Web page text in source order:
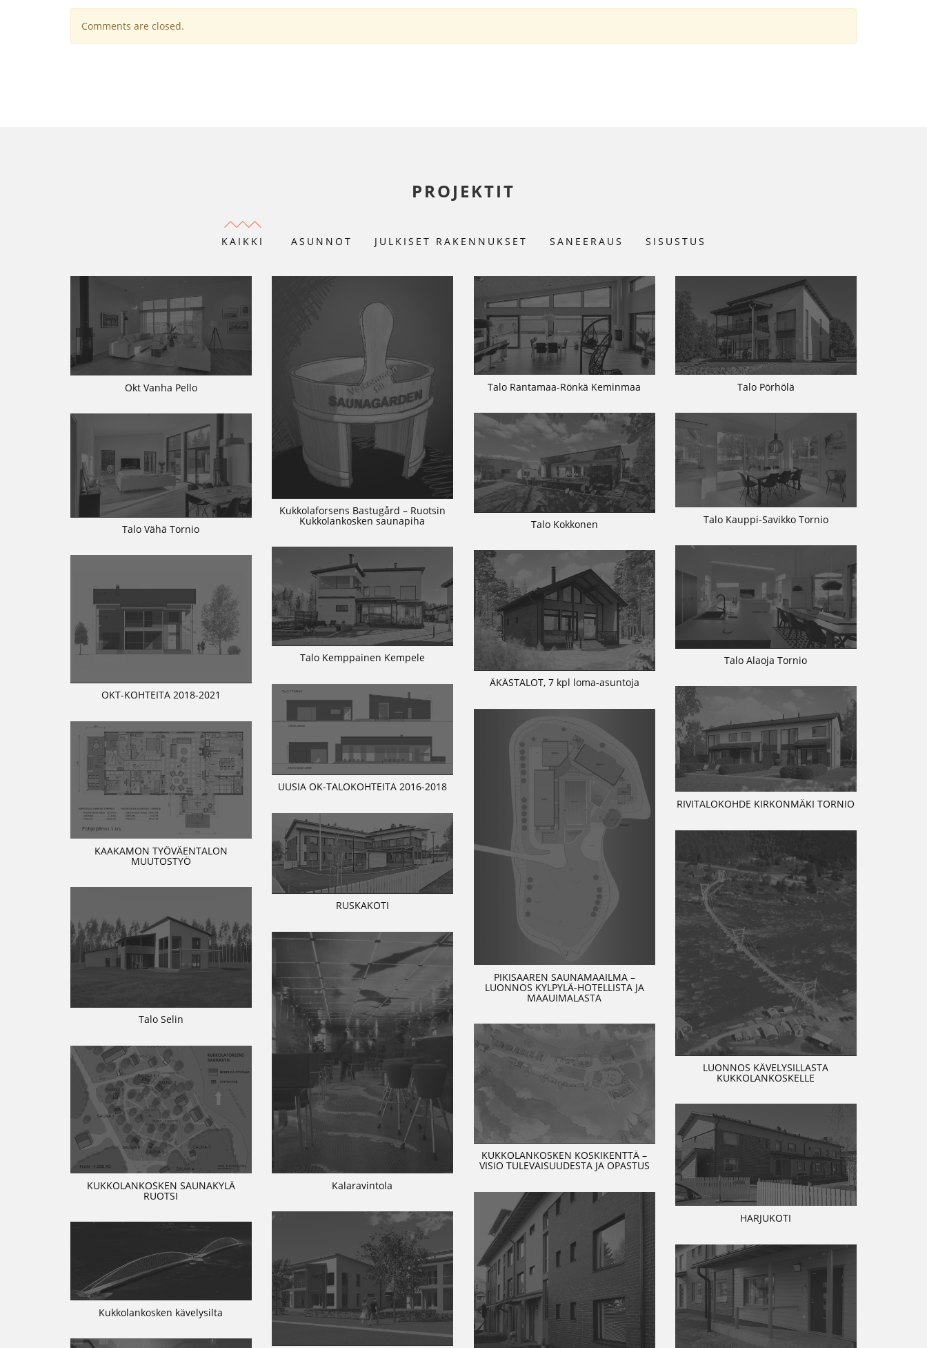
Comments are closed.
PROJEKTIT
KAIKKI ASUNNOT JULKISET RAKENNUKSET SANEERAUS SISUSTUS
Okt Vanha Pello
Kukkolaforsens Bastugård – Ruotsin
Kukkolankosken saunapiha
Talo Rantamaa-Rönkä Keminmaa Talo Pörhölä
Talo Kokkonen Talo Kauppi-Savikko Tornio
Talo Vähä Tornio
Talo Alaoja Tornio
Talo Kemppainen Kempele
ÄKÄSTALOT, 7 kpl loma-asuntoja
OKT-KOHTEITA 2018-2021
UUSIA OK-TALOKOHTEITA 2016-2018
RIVITALOKOHDE KIRKONMÄKI TORNIO
PIKISAAREN SAUNAMAAILMA –
LUONNOS KYLPYLÄ-HOTELLISTA JA
MAAUIMALASTA
KAAKAMON TYÖVÄENTALON
MUUTOSTYÖ
RUSKAKOTI
LUONNOS KÄVELYSILLASTA
KUKKOLANKOSKELLE
Talo Selin
Kalaravintola
KUKKOLANKOSKEN KOSKIKENTTÄ –
VISIO TULEVAISUUDESTA JA OPASTUS
KUKKOLANKOSKEN SAUNAKYLÄ
RUOTSI
HARJUKOTI
Kukkolankosken kävelysilta